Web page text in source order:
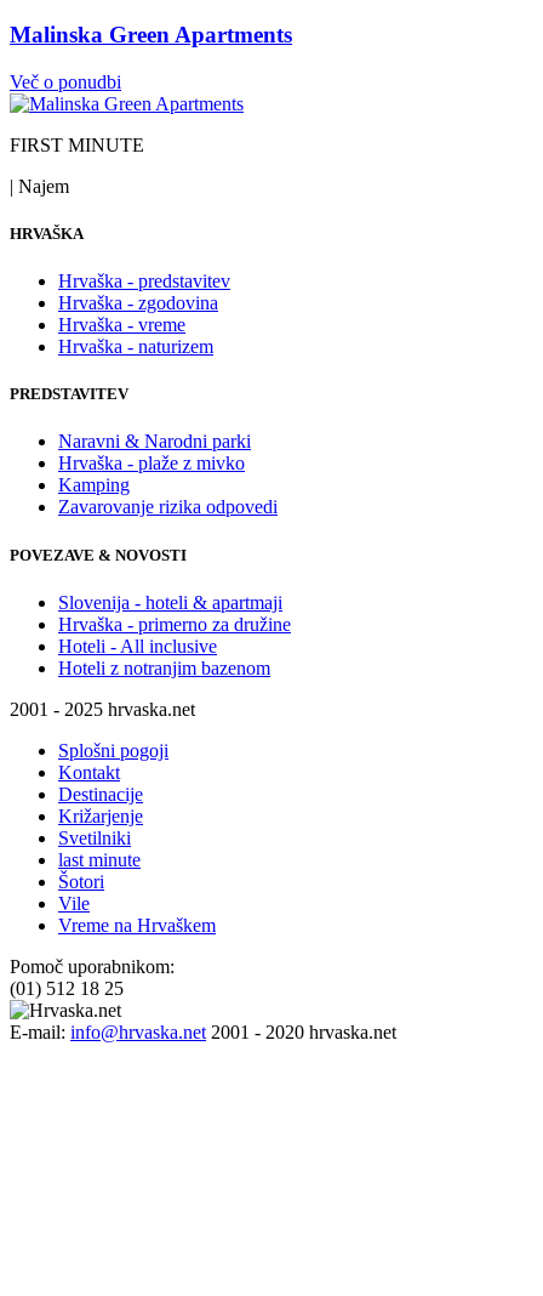
Malinska Green Apartments
Več o ponudbi
FIRST MINUTE
| Najem
HRVAŠKA
Hrvaška - predstavitev
Hrvaška - zgodovina
Hrvaška - vreme
Hrvaška - naturizem
PREDSTAVITEV
Naravni & Narodni parki
Hrvaška - plaže z mivko
Kamping
Zavarovanje rizika odpovedi
POVEZAVE & NOVOSTI
Slovenija - hoteli & apartmaji
Hrvaška - primerno za družine
Hoteli - All inclusive
Hoteli z notranjim bazenom
2001 - 2025 hrvaska.net
Splošni pogoji
Kontakt
Destinacije
Križarjenje
Svetilniki
last minute
Šotori
Vile
Vreme na Hrvaškem
Pomoč uporabnikom:
(01) 512 18 25
E-mail: info@hrvaska.net 2001 - 2020 hrvaska.net